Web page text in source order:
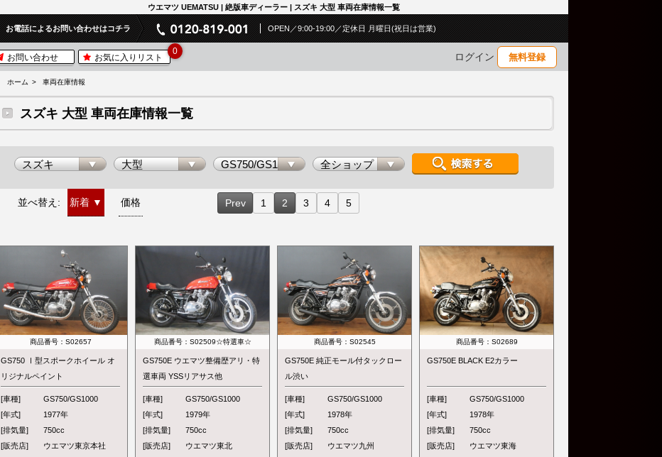
ウエマツ UEMATSU | 絶版車ディーラー | スズキ 大型 車両在庫情報一覧
お電話によるお問い合わせはコチラ OPEN／9:00-19:00／定休日 月曜日(祝日は営業)
お問い合わせ お気に入りリスト
0 ログイン 無料登録
ホーム 車両在庫情報
スズキ 大型 車両在庫情報一覧
並べ替え: 新着▼ 価格 Prev 1 2 3 4 5
商品番号：S02657
GS750 Ⅰ型スポークホイール オ
リジナルペイント
[車種]
GS750/GS1000
[年式]
1977年
[排気量]
750cc
[販売店]
ウエマツ東京本社
商品番号：S02509☆特選車☆
GS750E ウエマツ整備歴アリ・特
選車両 YSSリアサス他
[車種]
GS750/GS1000
[年式]
1979年
[排気量]
750cc
[販売店]
ウエマツ東北
商品番号：S02545
GS750E 純正モール付タックロー
ル渋い
[車種]
GS750/GS1000
[年式]
1978年
[排気量]
750cc
[販売店]
ウエマツ九州
商品番号：S02689
GS750E BLACK E2カラー
[車種]
GS750/GS1000
[年式]
1978年
[排気量]
750cc
[販売店]
ウエマツ東海